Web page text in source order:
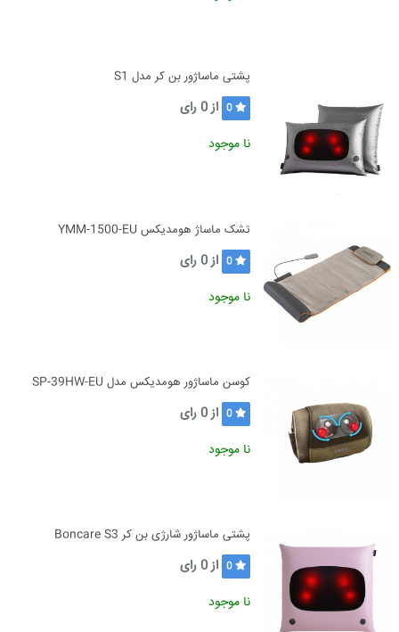
پشتی ماساژور بن کر مدل S1
0 از0 رای
نا موجود
تشک ماساژ هومدیکس YMM-1500-EU
0 از0 رای
نا موجود
کوسن ماساژور هومدیکس مدل SP-39HW-EU
0 از0 رای
نا موجود
پشتی ماساژور شارژی بن کر Boncare S3
0 از0 رای
نا موجود